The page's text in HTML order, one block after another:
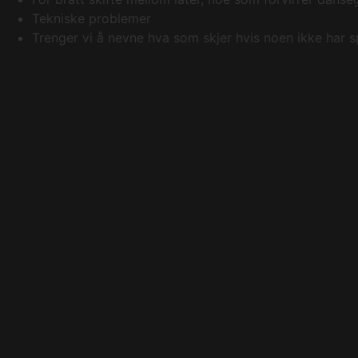
Tekniske problemer
Trenger vi å nevne hva som skjer hvis noen ikke har